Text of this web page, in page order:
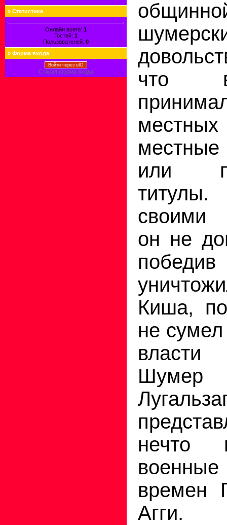
» Статистика
Онлайн всего: 1
Гостей: 1
Пользователей: 0
» Форма входа
Войти через uID
Старая форма входа
что
или
своими
он не
Киша,
не сумел
власти
нечто
времен
Агги.